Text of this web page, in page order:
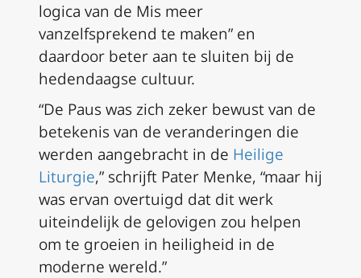
logica van de Mis meer
vanzelfsprekend te maken” en
daardoor beter aan te sluiten bij de
hedendaagse cultuur.
“De Paus was zich zeker bewust van de
betekenis van de veranderingen die
werden aangebracht in de Heilige
Liturgie,” schrijft Pater Menke, “maar hij
was ervan overtuigd dat dit werk
uiteindelijk de gelovigen zou helpen
om te groeien in heiligheid in de
moderne wereld.”